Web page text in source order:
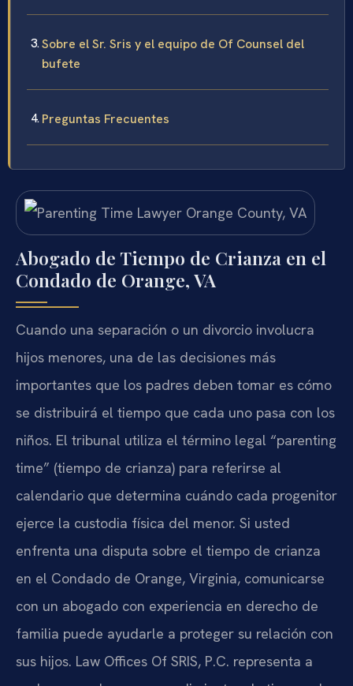
Sobre el Sr. Sris y el equipo de Of Counsel del
bufete
Preguntas Frecuentes
Abogado de Tiempo de Crianza en el
Condado de Orange, VA
Cuando una separación o un divorcio involucra
hijos menores, una de las decisiones más
importantes que los padres deben tomar es cómo
se distribuirá el tiempo que cada uno pasa con los
niños. El tribunal utiliza el término legal “parenting
time” (tiempo de crianza) para referirse al
calendario que determina cuándo cada progenitor
ejerce la custodia física del menor. Si usted
enfrenta una disputa sobre el tiempo de crianza
en el Condado de Orange, Virginia, comunicarse
con un abogado con experiencia en derecho de
familia puede ayudarle a proteger su relación con
sus hijos. Law Offices Of SRIS, P.C. representa a